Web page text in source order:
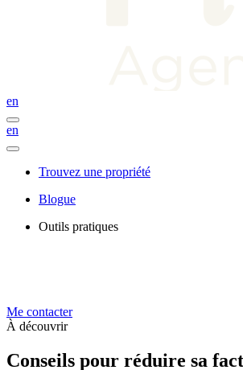
en
en
Trouvez une propriété
Blogue
Outils pratiques
Me contacter
À découvrir
Conseils pour réduire sa